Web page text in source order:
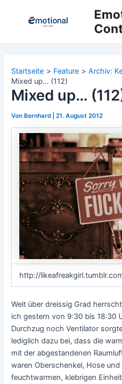
Startseite Feature
Archiv:
Mixed up… (112)
Mixed up…
Von Bernhard |21. August 2012
http://
Weit über dreissig Grad
ich gestern von 9:30 bis 18:30
Durchzug noch Ventilator
lediglich dazu bei, dass die
mit der abgestandenen
waren Oberschenkel, Hose
feuchtwarmen, klebrigen